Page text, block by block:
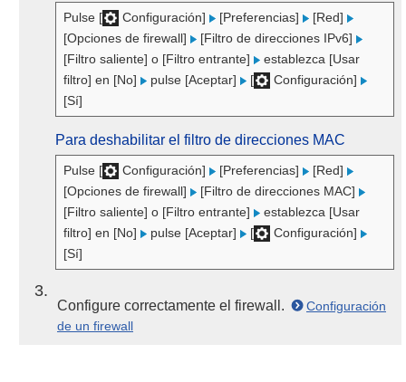
Pulse [ Configuración] [Preferencias]
[Red]
[Opciones de firewall]
[Filtro de direcciones IPv6]
[Filtro saliente] o [Filtro entrante]
establezca [Usar
filtro] en [No]
pulse [Aceptar] [
Configuración]
[Sí]
Para deshabilitar el filtro de direcciones MAC
Pulse [ Configuración] [Preferencias]
[Red]
[Opciones de firewall]
[Filtro de direcciones MAC]
[Filtro saliente] o [Filtro entrante]
establezca [Usar
filtro] en [No]
pulse [Aceptar] [
Configuración]
[Sí]
3
Configure correctamente el firewall.
Configuración
de un firewall